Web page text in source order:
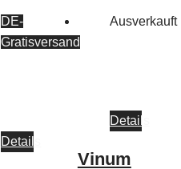
DE-
Gratisversand
Details
Ausverkauft
Details
Vinum